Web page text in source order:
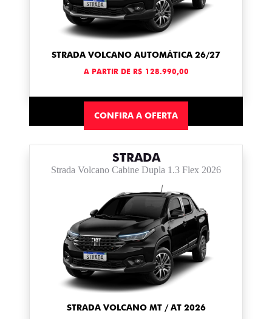
STRADA VOLCANO AUTOMÁTICA 26/27
A PARTIR DE R$ 128.990,00
CONFIRA A OFERTA
STRADA
Strada Volcano Cabine Dupla 1.3 Flex 2026
STRADA VOLCANO MT / AT 2026